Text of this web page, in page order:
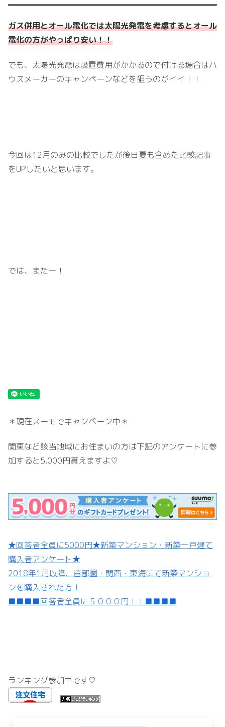
ガス併用とオール電化では太陽光発電を考慮するとオール
電化の方がやっぱり安い！！
でも、太陽光発電は設置費用がかかるので付ける場合はハ
ウスメーカーのキャンペーンなどを狙うのがイイ！！
今回は12月のみの比較でしたが後日夏も含めた比較記事
をUPしたいと思います。
では、またー！
＊現在スーモでキャンペーン中＊
関東など該当地域にお住まいの方は下記のアンケートに参
加すると5,000円貰えますよ♡
★回答者全員に5000円★新築マンション・新築一戸建て
購入者アンケート★
2018年1月以降、首都圏・関西・東海にて新築マンショ
ンを購入された方！
■■■■回答者全員に５０００円！！■■■■
ランキング参加中です♡